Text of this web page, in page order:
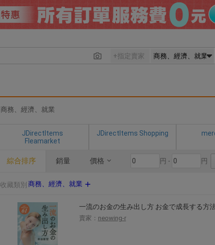
商務、經濟、就業
JDirectItems
Fleamarket
JDirectItems Shopping
綜合排序 銷量 價格 円 - 円
收藏類別 商務、經濟、就業
一流のお金の生み出し方 お金で成長する方
賣家： neowing-r